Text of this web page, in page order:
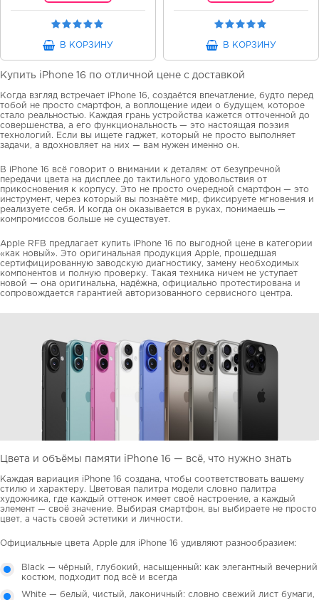
В КОРЗИНУ В КОРЗИНУ
Купить iPhone 16 по отличной цене с доставкой
Когда взгляд встречает iPhone 16, создаётся впечатление, будто перед
тобой не просто смартфон, а воплощение идеи о будущем, которое
стало реальностью. Каждая грань устройства кажется отточенной до
совершенства, а его функциональность — это настоящая поэзия
технологий. Если вы ищете гаджет, который не просто выполняет
задачи, а вдохновляет на них — вам нужен именно он.
В iPhone 16 всё говорит о внимании к деталям: от безупречной
передачи цвета на дисплее до тактильного удовольствия от
прикосновения к корпусу. Это не просто очередной смартфон — это
инструмент, через который вы познаёте мир, фиксируете мгновения и
реализуете себя. И когда он оказывается в руках, понимаешь —
компромиссов больше не существует.
Apple RFB предлагает купить iPhone 16 по выгодной цене в категории
«как новый». Это оригинальная продукция Apple, прошедшая
сертифицированную заводскую диагностику, замену необходимых
компонентов и полную проверку. Такая техника ничем не уступает
новой — она оригинальна, надёжна, официально протестирована и
сопровождается гарантией авторизованного сервисного центра.
Цвета и объёмы памяти iPhone 16 — всё, что нужно знать
Каждая вариация iPhone 16 создана, чтобы соответствовать вашему
стилю и характеру. Цветовая палитра модели словно палитра
художника, где каждый оттенок имеет своё настроение, а каждый
элемент — своё значение. Выбирая смартфон, вы выбираете не просто
цвет, а часть своей эстетики и личности.
Официальные цвета Apple для iPhone 16 удивляют разнообразием:
Black — чёрный, глубокий, насыщенный: как элегантный вечерний
костюм, подходит под всё и всегда
White — белый, чистый, лаконичный: словно свежий лист бумаги,